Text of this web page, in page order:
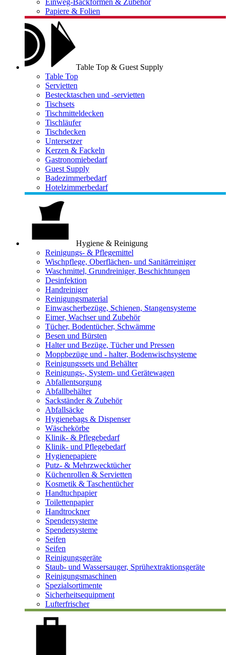
Einweg-Backformen & Zubehör
Papiere & Folien
Table Top & Guest Supply
Table Top
Servietten
Bestecktaschen und -servietten
Tischsets
Tischmitteldecken
Tischläufer
Tischdecken
Untersetzer
Kerzen & Fackeln
Gastronomiebedarf
Guest Supply
Badezimmerbedarf
Hotelzimmerbedarf
Hygiene & Reinigung
Reinigungs- & Pflegemittel
Wischpflege, Oberflächen- und Sanitärreiniger
Waschmittel, Grundreiniger, Beschichtungen
Desinfektion
Handreiniger
Reinigungsmaterial
Einwascherbezüge, Schienen, Stangensysteme
Eimer, Wachser und Zubehör
Tücher, Bodentücher, Schwämme
Besen und Bürsten
Halter und Bezüge, Tücher und Pressen
Moppbezüge und - halter, Bodenwischsysteme
Reinigungssets und Behälter
Reinigungs-, System- und Gerätewagen
Abfallentsorgung
Abfallbehälter
Sackständer & Zubehör
Abfallsäcke
Hygienebags & Dispenser
Wäschekörbe
Klinik- & Pflegebedarf
Klinik- und Pflegebedarf
Hygienepapiere
Putz- & Mehrzwecktücher
Küchenrollen & Servietten
Kosmetik & Taschentücher
Handtuchpapier
Toilettenpapier
Handtrockner
Spendersysteme
Spendersysteme
Seifen
Seifen
Reinigungsgeräte
Staub- und Wassersauger, Sprühextraktionsgeräte
Reinigungsmaschinen
Spezialsortimente
Sicherheitsequipment
Lufterfrischer